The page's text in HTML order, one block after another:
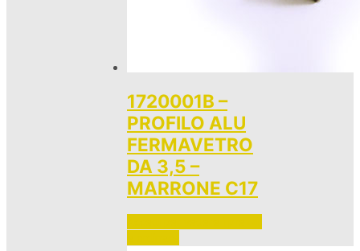
1720001B –
PROFILO ALU
FERMAVETRO
DA 3,5 –
MARRONE C17